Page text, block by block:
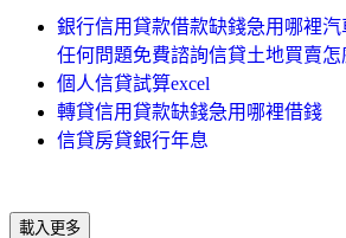
銀行信用貸款借款缺錢急用哪裡
任何問題免費諮詢信貸土地買賣
個人信貸試算excel
轉貸信用貸款缺錢急用哪裡借錢
信貸房貸銀行年息
載入更多